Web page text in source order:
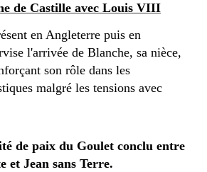
de Castille avec Louis VIII
en Angleterre puis en
l'arrivée de Blanche, sa nièce,
son rôle dans les
malgré les tensions avec
de paix du Goulet conclu entre
et Jean sans Terre.